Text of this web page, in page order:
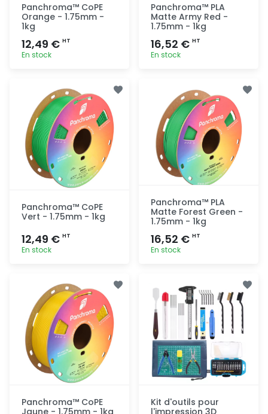
Panchroma™ CoPE
Orange - 1.75mm -
1kg
12,49 € HT
En stock
rapide
Panchroma™ PLA
Matte Army Red -
1.75mm - 1kg
16,52 € HT
En stock
rapide
Panchroma™ CoPE
Vert - 1.75mm - 1kg
12,49 € HT
En stock
rapide
Panchroma™ PLA
Matte Forest Green -
1.75mm - 1kg
16,52 € HT
En stock
rapide
Panchroma™ CoPE
Jaune - 1.75mm - 1kg
Kit d'outils pour
l'impression 3D